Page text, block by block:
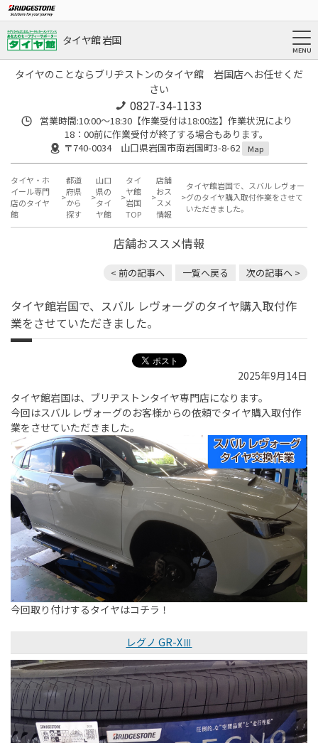
タイヤ館 岩国
タイヤのことならブリヂストンのタイヤ館 岩国店へお任せくだ
さい
0827-34-1133
営業時間:10:00〜18:30【作業受付は18:00迄】作業状況により
18：00前に作業受付が終了する場合もあります。
〒740-0034 山口県岩国市南岩国町3-8-62
Map
タイヤ・ホ
イール専門
店のタイヤ
館
都道
府県
から
探す
山口
県の
タイ
ヤ館
タイ
ヤ館
岩国
TOP
店舗
おス
スメ
情報
タイヤ館岩国で、スバル レヴォー
グのタイヤ購入取付作業をさせて
いただきました。
店舗おススメ情報
< 前の記事へ 一覧へ戻る 次の記事へ >
タイヤ館岩国で、スバル レヴォーグのタイヤ購入取付作
業をさせていただきました。
2025年9月14日
タイヤ館岩国は、ブリヂストンタイヤ専門店になります。
今回はスバル レヴォーグのお客様からの依頼でタイヤ購入取付作
業をさせていただきました。
今回取り付けするタイヤはコチラ！
レグノ GR-XⅢ